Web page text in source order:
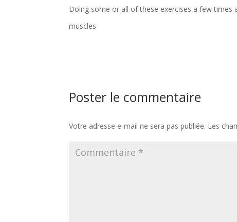
Doing some or all of these exercises a few
muscles.
Poster le commentaire
Votre adresse e-mail ne sera pas publiée. Les